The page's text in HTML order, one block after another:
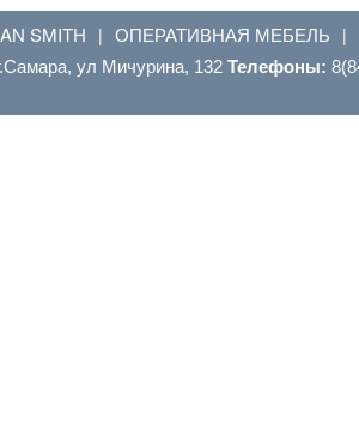
SMITH | ОПЕРАТИВНАЯ МЕБЕЛЬ |
ул Мичурина, 132 Телефоны: